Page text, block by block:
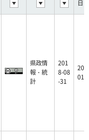
日
県政情
報・統
計
201
8-08
-31
01-